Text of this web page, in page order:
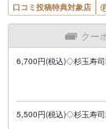
口コミ投稿特典対象店
クー
6,700円(税込)◇杉玉寿司
5,500円(税込)◇杉玉寿司